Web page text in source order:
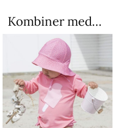
Kombiner med…